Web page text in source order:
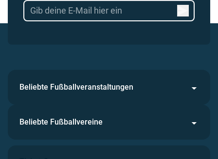
Beliebte Fußballveranstaltungen
Beliebte Fußballvereine